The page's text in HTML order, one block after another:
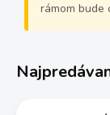
rámom bude